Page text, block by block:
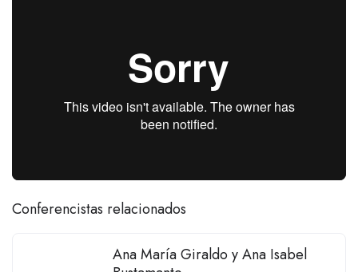
Conferencistas relacionados
Ana María Giraldo y Ana Isabel